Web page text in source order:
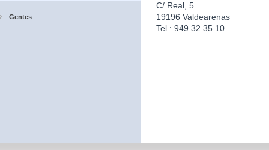
Gentes
C/ Real, 5
19196 Valdearenas
Tel.: 949 32 35 10